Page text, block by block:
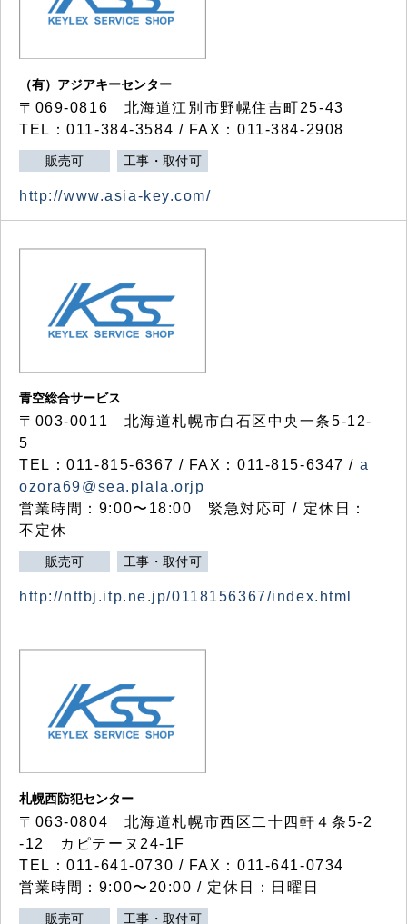
（有）アジアキーセンター
〒069-0816 北海道江別市野幌住吉町25-43
TEL：011-384-3584 / FAX：011-384-2908
販売可 工事・取付可
http://www.asia-key.com/
青空総合サービス
〒003-0011 北海道札幌市白石区中央一条5-12-
5
TEL：011-815-6367 / FAX：011-815-6347 / a
ozora69@sea.plala.orjp
営業時間：9:00〜18:00 緊急対応可 / 定休日：
不定休
販売可 工事・取付可
http://nttbj.itp.ne.jp/0118156367/index.html
札幌西防犯センター
〒063-0804 北海道札幌市西区二十四軒４条5-2
-12 カピテーヌ24-1F
TEL：011-641-0730 / FAX：011-641-0734
営業時間：9:00〜20:00 / 定休日：日曜日
販売可 工事・取付可